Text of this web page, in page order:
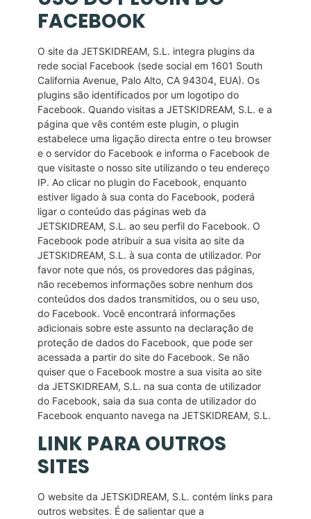
FACEBOOK
O site da JETSKIDREAM, S.L. integra plugins da
rede social Facebook (sede social em 1601 South
California Avenue, Palo Alto, CA 94304, EUA). Os
plugins são identificados por um logotipo do
Facebook. Quando visitas a JETSKIDREAM, S.L. e a
página que vês contém este plugin, o plugin
estabelece uma ligação directa entre o teu browser
e o servidor do Facebook e informa o Facebook de
que visitaste o nosso site utilizando o teu endereço
IP. Ao clicar no plugin do Facebook, enquanto
estiver ligado à sua conta do Facebook, poderá
ligar o conteúdo das páginas web da
JETSKIDREAM, S.L. ao seu perfil do Facebook. O
Facebook pode atribuir a sua visita ao site da
JETSKIDREAM, S.L. à sua conta de utilizador. Por
favor note que nós, os provedores das páginas,
não recebemos informações sobre nenhum dos
conteúdos dos dados transmitidos, ou o seu uso,
do Facebook. Você encontrará informações
adicionais sobre este assunto na declaração de
proteção de dados do Facebook, que pode ser
acessada a partir do site do Facebook. Se não
quiser que o Facebook mostre a sua visita ao site
da JETSKIDREAM, S.L. na sua conta de utilizador
do Facebook, saia da sua conta de utilizador do
Facebook enquanto navega na JETSKIDREAM, S.L.
LINK PARA OUTROS
SITES
O website da JETSKIDREAM, S.L. contém links para
outros websites. É de salientar que a